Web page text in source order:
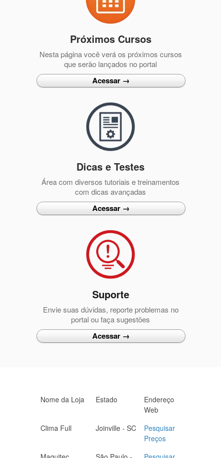
Próximos Cursos
Nesta página você verá os próximos cursos
que serão lançados no portal
Acessar →
Dicas e Testes
Área com diversos tutoriais e treinamentos
com dicas avançadas
Acessar →
Suporte
Envie suas dúvidas, reporte problemas no
portal ou faça sugestões
Acessar →
Nome da Loja Estado
Endereço
Web
Clima Full
Joinville - SC
Pesquisar
Preços